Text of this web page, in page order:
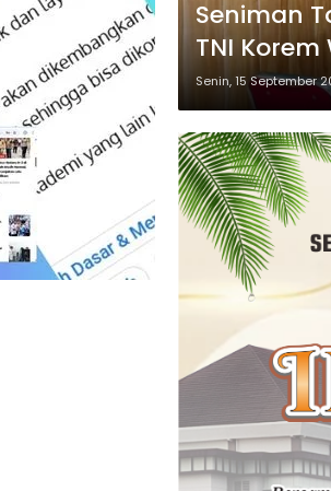
Seniman
TNI
Senin, 15 September